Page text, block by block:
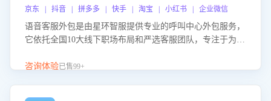
京东 | 抖音 | 拼多多 | 快手 | 淘宝 | 小红书 | 企业微信
语音客服外包是由星环智服提供专业的呼叫中心外包服务，
它依托全国10大线下职场布局和严选客服团队，专注于为企
客服团队和智能工具提升语音客服服务效率和质量，帮助企
咨询体验已售99+